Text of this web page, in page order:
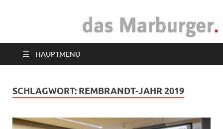
das Marburger.
HAUPTMENÜ
SCHLAGWORT: REMBRANDT-JAHR 2019